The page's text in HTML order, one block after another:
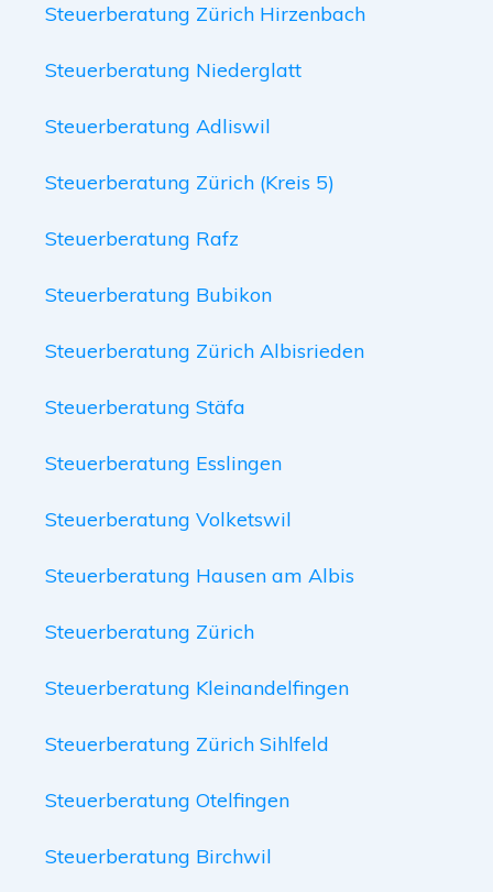
Steuerberatung Zürich Hirzenbach
Steuerberatung Niederglatt
Steuerberatung Adliswil
Steuerberatung Zürich (Kreis 5)
Steuerberatung Rafz
Steuerberatung Bubikon
Steuerberatung Zürich Albisrieden
Steuerberatung Stäfa
Steuerberatung Esslingen
Steuerberatung Volketswil
Steuerberatung Hausen am Albis
Steuerberatung Zürich
Steuerberatung Kleinandelfingen
Steuerberatung Zürich Sihlfeld
Steuerberatung Otelfingen
Steuerberatung Birchwil